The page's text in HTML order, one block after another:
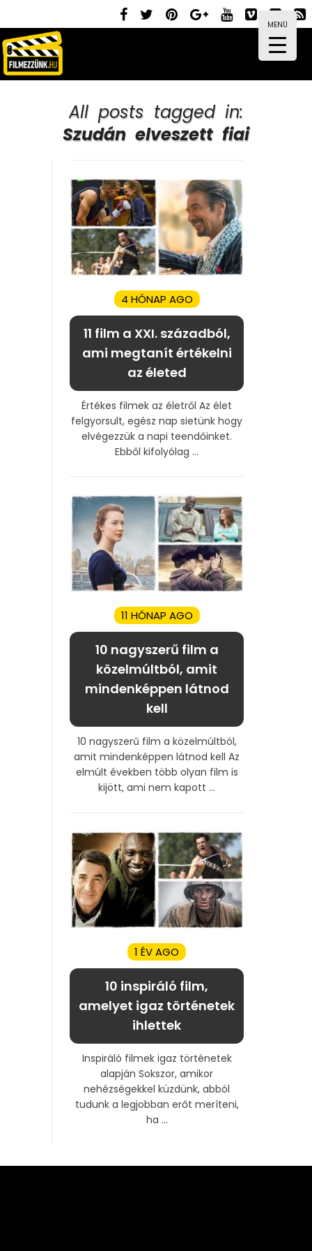
MENÜ
All posts tagged in:
Szudán elveszett fiai
4 HÓNAP AGO
11 film a XXI. századból,
ami megtanít értékelni
az életed
Értékes filmek az életről Az élet
felgyorsult, egész nap sietünk hogy
elvégezzük a napi teendőinket.
Ebből kifolyólag ...
11 HÓNAP AGO
10 nagyszerű film a
közelmúltból, amit
mindenképpen látnod
kell
10 nagyszerű film a közelmúltból,
amit mindenképpen látnod kell Az
elmúlt években több olyan film is
kijött, ami nem kapott ...
1 ÉV AGO
10 inspiráló film,
amelyet igaz történetek
ihlettek
Inspiráló filmek igaz történetek
alapján Sokszor, amikor
nehézségekkel küzdünk, abból
tudunk a legjobban erőt meríteni,
ha ...